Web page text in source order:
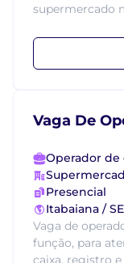
supermercado
Vaga De
Operador de
Presencial
Itabaiana / SE
Vaga de
função, para
caixa, registro e